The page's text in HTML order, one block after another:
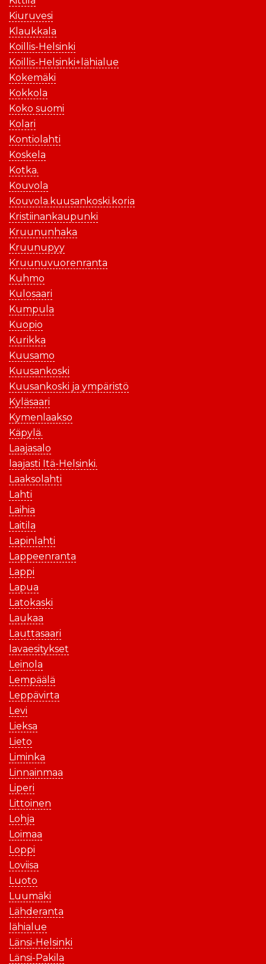
Kiuruvesi
Klaukkala
Koillis-Helsinki
Koillis-Helsinki+lähialue
Kokemäki
Kokkola
Koko suomi
Kolari
Kontiolahti
Koskela
Kotka.
Kouvola
Kouvola.kuusankoski.koria
Kristiinankaupunki
Kruununhaka
Kruunupyy
Kruunuvuorenranta
Kuhmo
Kulosaari
Kumpula
Kuopio
Kurikka
Kuusamo
Kuusankoski
Kuusankoski ja ympäristö
Kyläsaari
Kymenlaakso
Käpylä.
Laajasalo
laajasti Itä-Helsinki.
Laaksolahti
Lahti
Laihia
Laitila
Lapinlahti
Lappeenranta
Lappi
Lapua
Latokaski
Laukaa
Lauttasaari
lavaesitykset
Leinola
Lempäälä
Leppävirta
Levi
Lieksa
Lieto
Liminka
Linnainmaa
Liperi
Littoinen
Lohja
Loimaa
Loppi
Loviisa
Luoto
Luumäki
Lähderanta
lähialue
Länsi-Helsinki
Länsi-Pakila